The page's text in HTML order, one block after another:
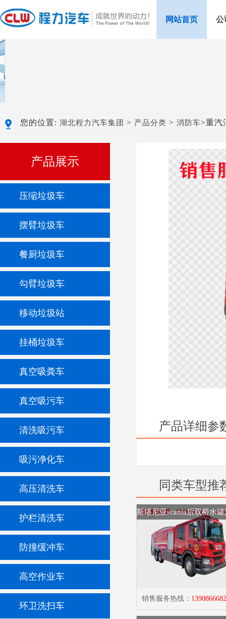
网站首页 公
您的位置: 湖北程力汽车集团 > 产品分类 > 消防车>重汽
产品展示
压缩垃圾车
摆臂垃圾车
餐厨垃圾车
勾臂垃圾车
移动垃圾站
挂桶垃圾车
真空吸粪车
真空吸污车
清洗吸污车
吸污净化车
高压清洗车
护栏清洗车
防撞缓冲车
高空作业车
环卫洗扫车
产品详细参
同类车型推
销售服务热线：